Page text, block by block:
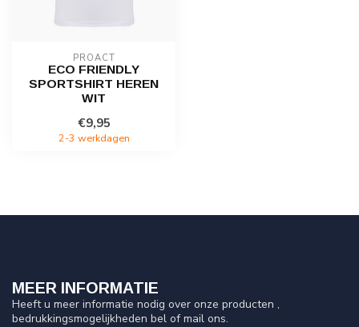
PROACT
ECO FRIENDLY
SPORTSHIRT HEREN
WIT
€9,95
2-3 werkdagen
MEER INFORMATIE
Heeft u meer informatie nodig over onze producten ,
bedrukkingsmogelijkheden bel of mail ons.